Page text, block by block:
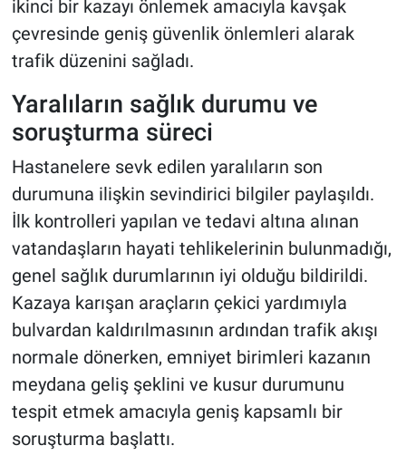
ikinci bir kazayı önlemek amacıyla kavşak
çevresinde geniş güvenlik önlemleri alarak
trafik düzenini sağladı.
Yaralıların sağlık durumu ve
soruşturma süreci
Hastanelere sevk edilen yaralıların son
durumuna ilişkin sevindirici bilgiler paylaşıldı.
İlk kontrolleri yapılan ve tedavi altına alınan
vatandaşların hayati tehlikelerinin bulunmadığı,
genel sağlık durumlarının iyi olduğu bildirildi.
Kazaya karışan araçların çekici yardımıyla
bulvardan kaldırılmasının ardından trafik akışı
normale dönerken, emniyet birimleri kazanın
meydana geliş şeklini ve kusur durumunu
tespit etmek amacıyla geniş kapsamlı bir
soruşturma başlattı.